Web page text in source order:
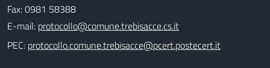
Fax: 0981 58388
E-mail:
PEC: